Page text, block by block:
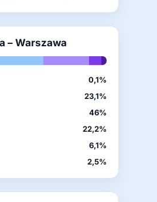
– Warszawa
0,1%
23,1%
46%
22,2%
6,1%
2,5%